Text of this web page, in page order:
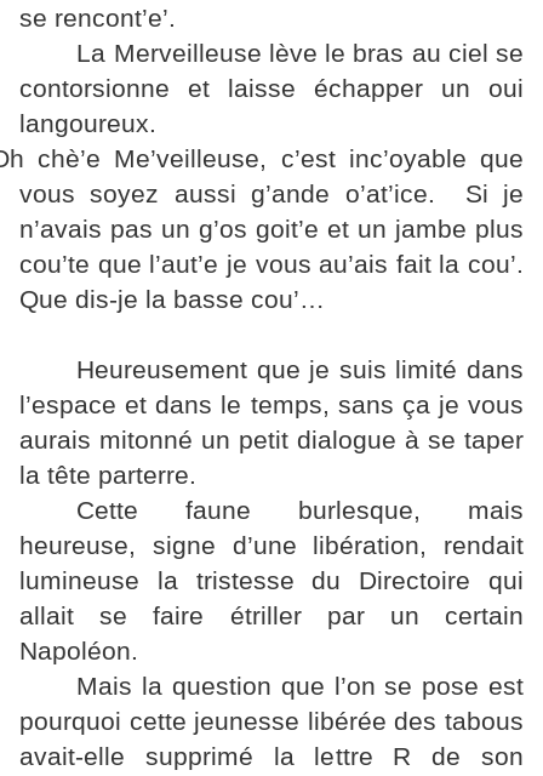
se rencont’e’.
La Merveilleuse lève le bras au ciel se
contorsionne et laisse échapper un oui
langoureux.
chè’e Me’veilleuse, c’est inc’oyable que
vous soyez aussi g’ande o’at’ice. Si je
n’avais pas un g’os goit’e et un jambe plus
cou’te que l’aut’e je vous au’ais fait la cou’.
Que dis-je la basse cou’…
Heureusement que je suis limité dans
l’espace et dans le temps, sans ça je vous
aurais mitonné un petit dialogue à se taper
la tête parterre.
Cette faune burlesque, mais
heureuse, signe d’une libération, rendait
lumineuse la tristesse du Directoire qui
allait se faire étriller par un certain
Napoléon.
Mais la question que l’on se pose est
pourquoi cette jeunesse libérée des tabous
avait-elle supprimé la lettre R de son